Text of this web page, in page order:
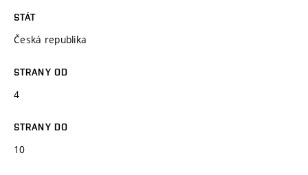
STÁT
Česká republika
STRANY OD
4
STRANY DO
10